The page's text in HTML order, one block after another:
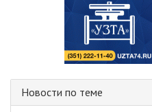
Новости по теме